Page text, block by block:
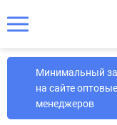
Минимальный
на сайте
менеджеров